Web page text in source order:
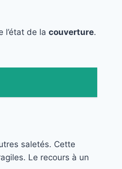
l’état de la couverture.
saletés. Cette
Le recours à un